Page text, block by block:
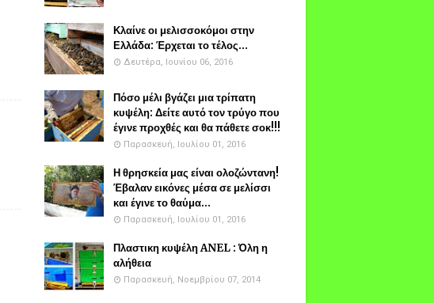
Κλαίνε οι μελισσοκόμοι στην
Ελλάδα: Έρχεται το τέλος...
Δευτέρα, Ιουνίου 06, 2016
Πόσο μέλι βγάζει μια τρίπατη
κυψέλη: Δείτε αυτό τον τρύγο που
έγινε προχθές και θα πάθετε σοκ!!!
Παρασκευή, Ιουλίου 01, 2016
Η θρησκεία μας είναι ολοζώντανη!
Έβαλαν εικόνες μέσα σε μελίσσι
και έγινε το θαύμα...
Παρασκευή, Ιουλίου 01, 2016
Πλαστικη κυψέλη ANEL : Όλη η
αλήθεια
Παρασκευή, Νοεμβρίου 07, 2014